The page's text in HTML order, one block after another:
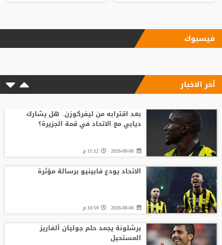
فيسبوك
آخر الاخبار
بعد اقترابه من ليفركوزن.. هل يشارك
ديابي مع الاتحاد في قمة الجزيرة؟
2026-08-06 11:12 م
الاتحاد يودع فابينيو برسالة مؤثرة
2026-08-06 10:59 م
برشلونة يجمد حلم جوليان ألفاريز
المستحيل